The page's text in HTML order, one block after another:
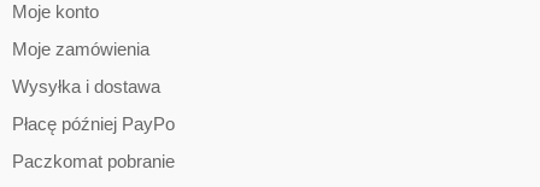
Moje konto
Moje zamówienia
Wysyłka i dostawa
Płacę później PayPo
Paczkomat pobranie